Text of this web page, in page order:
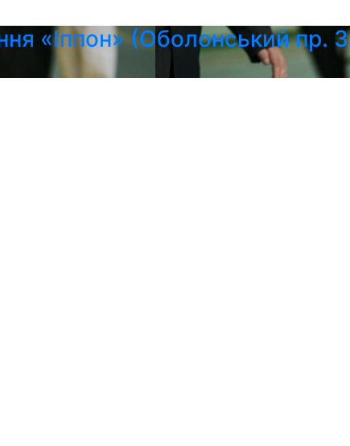
«Іппон» (Оболонський пр.